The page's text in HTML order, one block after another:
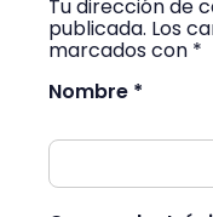
Tu dirección de
publicada. Los
marcados con *
Nombre *